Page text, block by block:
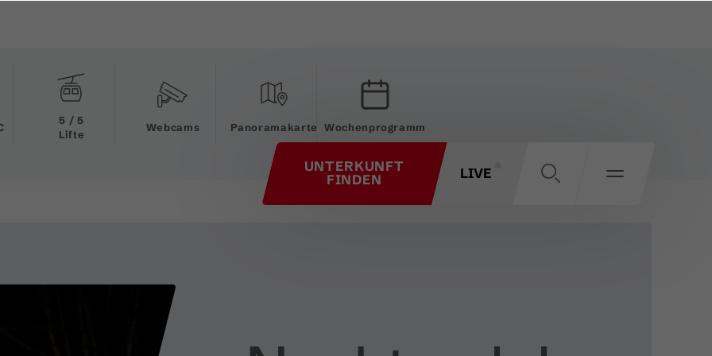
UNTERKUNFT
FINDEN
LIVE
5 / 5
Lifte
Webcams Panoramakarte Wochenprogramm